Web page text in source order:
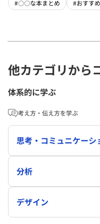
#〇〇な本まとめ #おすす
他カテゴリから
体系的に学ぶ
考え方・伝え方を学ぶ
思考・コミュニケーシ
分析
デザイン